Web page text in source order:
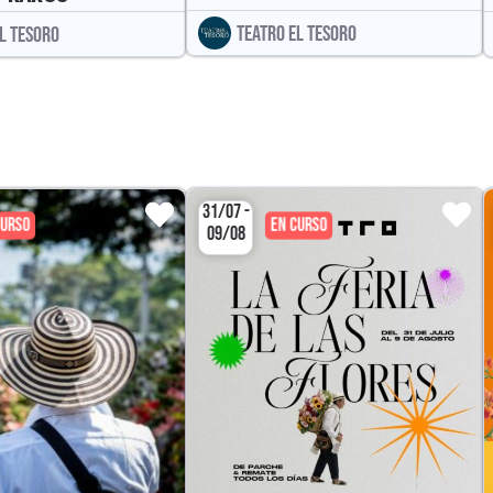
TESORO TEATRO EL TESORO
31/07 -
09/08
EN CURSO